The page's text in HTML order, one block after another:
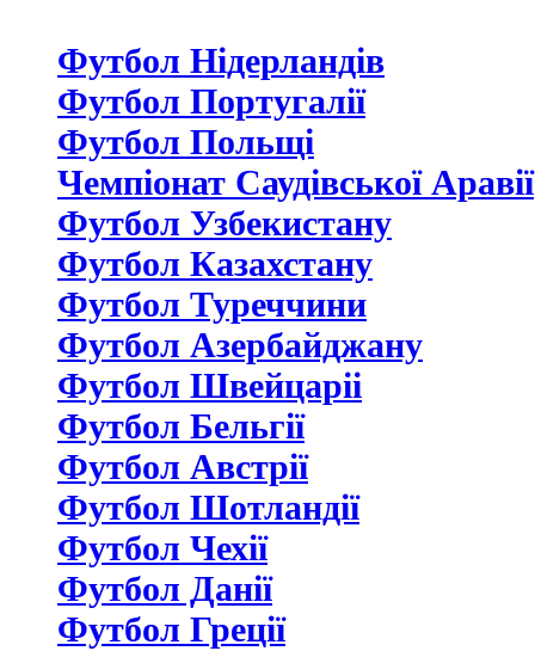
Футбол Нідерландiв
Футбол Португалії
Футбол Польщі
Чемпіонат Саудівської Аравії
Футбол Узбекистану
Футбол Казахстану
Футбол Туреччини
Футбол Азербайджану
Футбол Швейцаріі
Футбол Бельгії
Футбол Австрії
Футбол Шотландії
Футбол Чехії
Футбол Данії
Футбол Греції